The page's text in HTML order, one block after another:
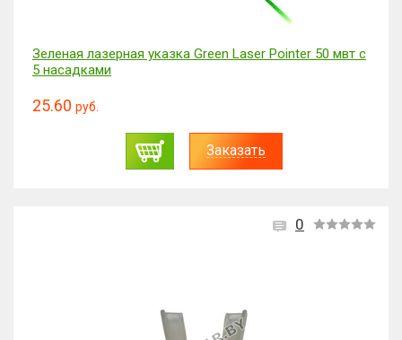
Зеленая лазерная указка Green Laser Pointer 50 мвт с
5 насадками
25.60 руб.
Заказать
0